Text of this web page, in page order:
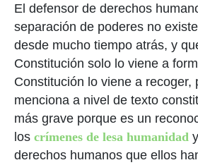
El defensor de derechos
separación de poderes no
desde mucho tiempo atrás, y
Constitución solo lo viene a
Constitución lo viene a recoger,
menciona a nivel de texto
más grave porque es un
los crímenes de lesa humanidad
derechos humanos que ellos